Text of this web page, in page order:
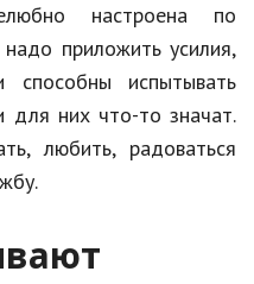
настроена по
приложить усилия,
испытывать
для них что-то значат.
любить, радоваться